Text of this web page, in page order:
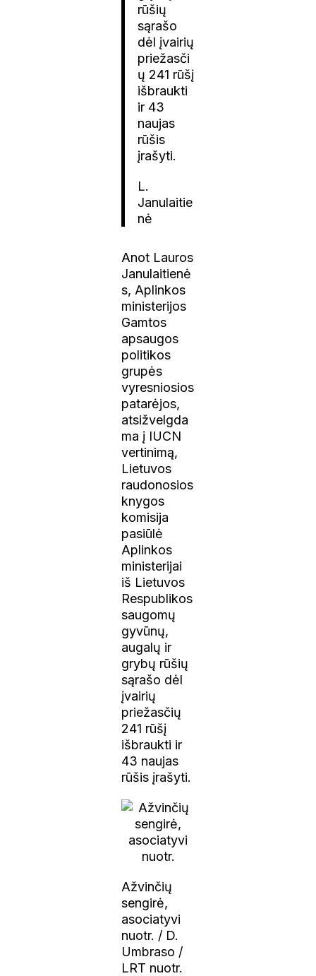
rūšių
sąrašo
dėl įvairių
priežasči
ų 241 rūšį
išbraukti
ir 43
naujas
rūšis
įrašyti.
L.
Janulaitie
nė
Anot Lauros
Janulaitienė
s, Aplinkos
ministerijos
Gamtos
apsaugos
politikos
grupės
vyresniosios
patarėjos,
atsižvelgda
ma į IUCN
vertinimą,
Lietuvos
raudonosios
knygos
komisija
pasiūlė
Aplinkos
ministerijai
iš Lietuvos
Respublikos
saugomų
gyvūnų,
augalų ir
grybų rūšių
sąrašo dėl
įvairių
priežasčių
241 rūšį
išbraukti ir
43 naujas
rūšis įrašyti.
Ažvinčių
sengirė,
asociatyvi
nuotr. / D.
Umbraso /
LRT nuotr.